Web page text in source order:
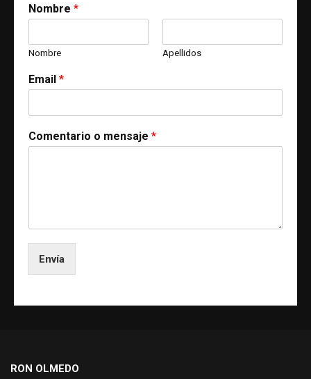
Nombre *
Nombre Apellidos
Email *
Comentario o mensaje *
Envía
RON OLMEDO